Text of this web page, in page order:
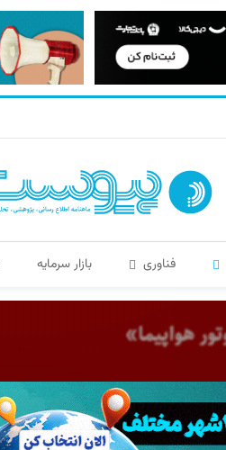
فناوری بازار سرمایه